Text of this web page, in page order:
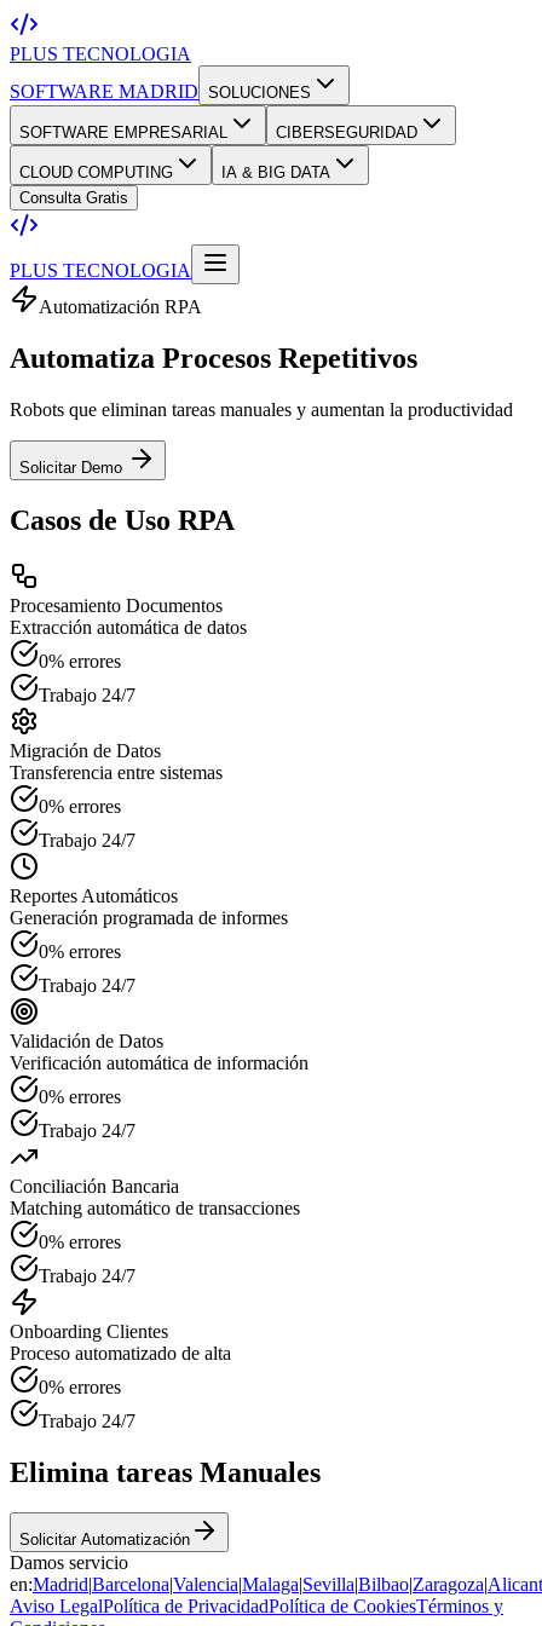
PLUS TECNOLOGIA
SOFTWARE MADRID SOLUCIONES
SOFTWARE EMPRESARIAL CIBERSEGURIDAD
CLOUD COMPUTING
IA & BIG DATA
Consulta Gratis
PLUS TECNOLOGIA
Automatización RPA
Automatiza Procesos Repetitivos
Robots que eliminan tareas manuales y aumentan la productividad
Solicitar Demo
Casos de Uso RPA
Procesamiento Documentos
Extracción automática de datos
0% errores
Trabajo 24/7
Migración de Datos
Transferencia entre sistemas
0% errores
Trabajo 24/7
Reportes Automáticos
Generación programada de informes
0% errores
Trabajo 24/7
Validación de Datos
Verificación automática de información
0% errores
Trabajo 24/7
Conciliación Bancaria
Matching automático de transacciones
0% errores
Trabajo 24/7
Onboarding Clientes
Proceso automatizado de alta
0% errores
Trabajo 24/7
Elimina tareas Manuales
Solicitar Automatización
Damos servicio
en:Madrid|Barcelona|Valencia|Malaga|Sevilla|Bilbao|Zaragoza|
Aviso LegalPolítica de PrivacidadPolítica de CookiesTérminos y